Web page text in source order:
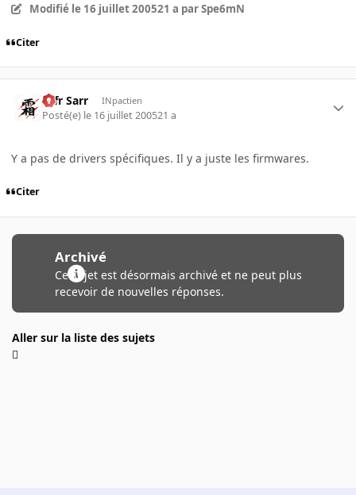
Modifié le 16 juillet 200521 a par Spe6mN
Citer
Ulfr Sarr INpactien
Posté(e) le 16 juillet 200521 a
Y a pas de drivers spécifiques. Il y a juste les firmwares.
Citer
Archivé
Ce sujet est désormais archivé et ne peut plus
recevoir de nouvelles réponses.
Aller sur la liste des sujets